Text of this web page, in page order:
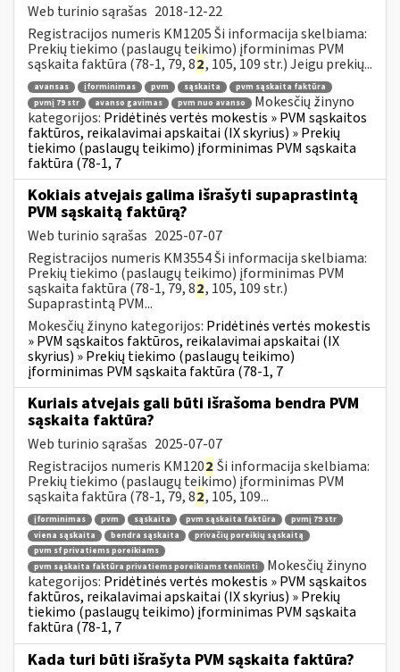
Web turinio sąrašas 2018-12-22
Registracijos numeris KM1205 Ši informacija skelbiama:
Prekių tiekimo (paslaugų teikimo) įforminimas PVM
sąskaita faktūra (78-1, 79, 82, 105, 109 str.) Jeigu prekių...
avansas įforminimas pvm sąskaita
pvm sąskaita faktūra
pvmį 79 str
avanso gavimas pvm nuo avanso
Mokesčių žinyno
kategorijos: Pridėtinės vertės mokestis » PVM sąskaitos
faktūros, reikalavimai apskaitai (IX skyrius) » Prekių
tiekimo (paslaugų teikimo) įforminimas PVM sąskaita
faktūra (78-1, 7
Kokiais atvejais galima išrašyti supaprastintą
PVM sąskaitą faktūrą?
Web turinio sąrašas 2025-07-07
Registracijos numeris KM3554 Ši informacija skelbiama:
Prekių tiekimo (paslaugų teikimo) įforminimas PVM
sąskaita faktūra (78-1, 79, 82, 105, 109 str.)
Supaprastintą PVM...
Mokesčių žinyno kategorijos: Pridėtinės vertės mokestis
» PVM sąskaitos faktūros, reikalavimai apskaitai (IX
skyrius) » Prekių tiekimo (paslaugų teikimo)
įforminimas PVM sąskaita faktūra (78-1, 7
Kuriais atvejais gali būti išrašoma bendra PVM
sąskaita faktūra?
Web turinio sąrašas 2025-07-07
Registracijos numeris KM1202 Ši informacija skelbiama:
Prekių tiekimo (paslaugų teikimo) įforminimas PVM
sąskaita faktūra (78-1, 79, 82, 105, 109...
įforminimas pvm sąskaita pvm sąskaita faktūra
pvmį 79 str
viena sąskaita
bendra sąskaita
privačių poreikių sąskaitą
pvm sf privatiems poreikiams
pvm sąskaita faktūra privatiems poreikiams tenkinti
Mokesčių žinyno
kategorijos: Pridėtinės vertės mokestis » PVM sąskaitos
faktūros, reikalavimai apskaitai (IX skyrius) » Prekių
tiekimo (paslaugų teikimo) įforminimas PVM sąskaita
faktūra (78-1, 7
Kada turi būti išrašyta PVM sąskaita faktūra?